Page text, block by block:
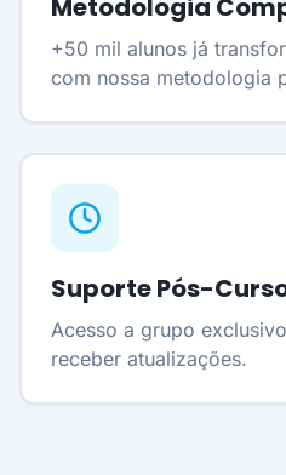
+50 mil alunos já
com nossa metodologia
Suporte Pós-
Acesso a grupo
receber atualizações.